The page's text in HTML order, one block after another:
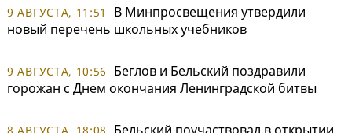
9 АВГУСТА, 11:51
В Минпросвещения утвердили
новый перечень школьных учебников
9 АВГУСТА, 10:56
Беглов и Бельский поздравили
горожан с Днем окончания Ленинградской битвы
8 АВГУСТА, 18:08 Бельский поучаствовал в открытии